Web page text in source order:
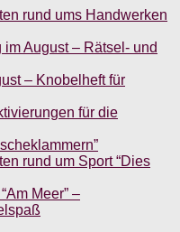
rund ums Handwerken
August – Rätsel- und
– Knobelheft für
für die
rund um Sport “Dies
Meer” –